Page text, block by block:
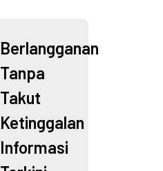
Berlangganan
Tanpa
Takut
Ketinggalan
Informasi